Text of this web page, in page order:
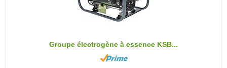
Groupe électrogène à essence KSB...